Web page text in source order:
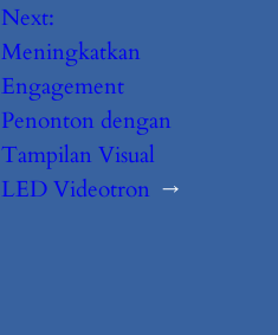
Next:
Meningkatkan
Engagement
Penonton dengan
Tampilan Visual
LED Videotron →